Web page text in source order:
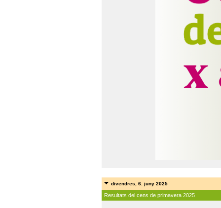
divendres, 6. juny 2025
Resultats del cens de primavera 2025